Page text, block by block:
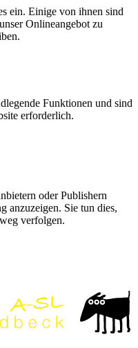
ein. Einige von ihnen sind
Onlineangebot zu
Funktionen und sind
erforderlich.
oder Publishern
anzuzeigen. Sie tun dies,
verfolgen.